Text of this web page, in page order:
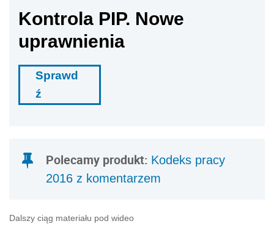
Kontrola PIP. Nowe
uprawnienia
Sprawd
ź
Polecamy produkt: Kodeks pracy
2016 z komentarzem
Dalszy ciąg materiału pod wideo